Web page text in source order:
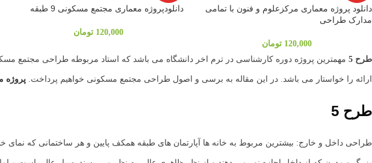
دانلود پروژه معماری مرکزعلوم و فنون با تمامی
مدارک طراحی
120,000 تومان
دانلودپروژه معماری مجتمع مسکونی 9 طبقه
120,000 تومان
طرح 5
ارائه را خواستار می باشد. در این مقاله به برسی و اصول طراحی مجتمع مسکونی خواهیم پرداخت. پروژه
طرح 5
طراحی داخل و خارج: بیشترین مربوط به خانه ها آپارتمان های طبقه همکف پایین و هر ساختمانی که نمای